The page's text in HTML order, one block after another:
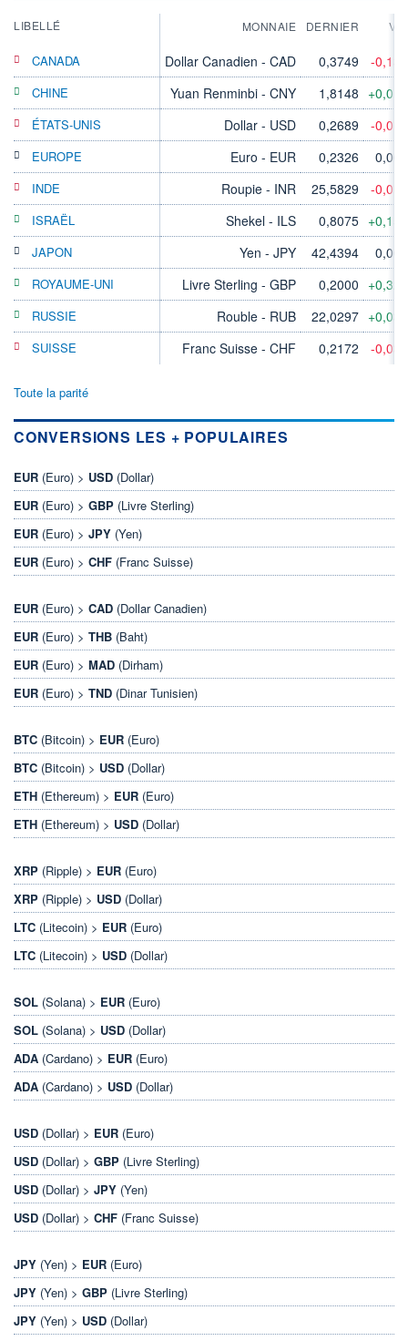
LIBELLÉ MONNAIE DERNIER
CANADA Dollar Canadien - CAD 0,3749 -
CHINE Yuan Renminbi - CNY 1,8148
ÉTATS-UNIS Dollar - USD 0,2689 -
EUROPE Euro - EUR 0,2326
INDE Roupie - INR 25,5829 -
ISRAËL Shekel - ILS 0,8075
JAPON Yen - JPY 42,4394
ROYAUME-UNI Livre Sterling - GBP 0,2000
RUSSIE Rouble - RUB 22,0297
SUISSE Franc Suisse - CHF 0,2172 -
Toute la parité
CONVERSIONS LES + POPULAIRES
EUR (Euro) > USD (Dollar)
EUR (Euro) > GBP (Livre Sterling)
EUR (Euro) > JPY (Yen)
EUR (Euro) > CHF (Franc Suisse)
EUR (Euro) > CAD (Dollar Canadien)
EUR (Euro) > THB (Baht)
EUR (Euro) > MAD (Dirham)
EUR (Euro) > TND (Dinar Tunisien)
BTC (Bitcoin) > EUR (Euro)
BTC (Bitcoin) > USD (Dollar)
ETH (Ethereum) > EUR (Euro)
ETH (Ethereum) > USD (Dollar)
XRP (Ripple) > EUR (Euro)
XRP (Ripple) > USD (Dollar)
LTC (Litecoin) > EUR (Euro)
LTC (Litecoin) > USD (Dollar)
SOL (Solana) > EUR (Euro)
SOL (Solana) > USD (Dollar)
ADA (Cardano) > EUR (Euro)
ADA (Cardano) > USD (Dollar)
USD (Dollar) > EUR (Euro)
USD (Dollar) > GBP (Livre Sterling)
USD (Dollar) > JPY (Yen)
USD (Dollar) > CHF (Franc Suisse)
JPY (Yen) > EUR (Euro)
JPY (Yen) > GBP (Livre Sterling)
JPY (Yen) > USD (Dollar)